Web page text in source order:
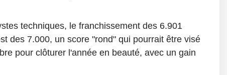
techniques, le franchissement des 6.901
des 7.000, un score "rond" qui pourrait être visé
pour clôturer l'année en beauté, avec un gain